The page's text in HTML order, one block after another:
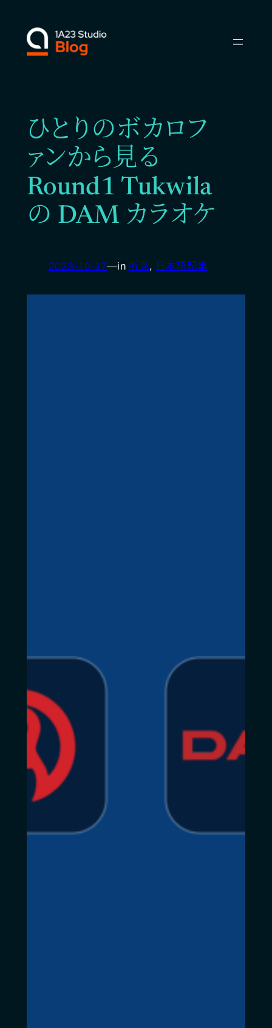
ひとりのボカロフ
ァンから見る
Round1 Tukwila
の DAM カラオケ
2023-10-17—in 所見, 日本語記事